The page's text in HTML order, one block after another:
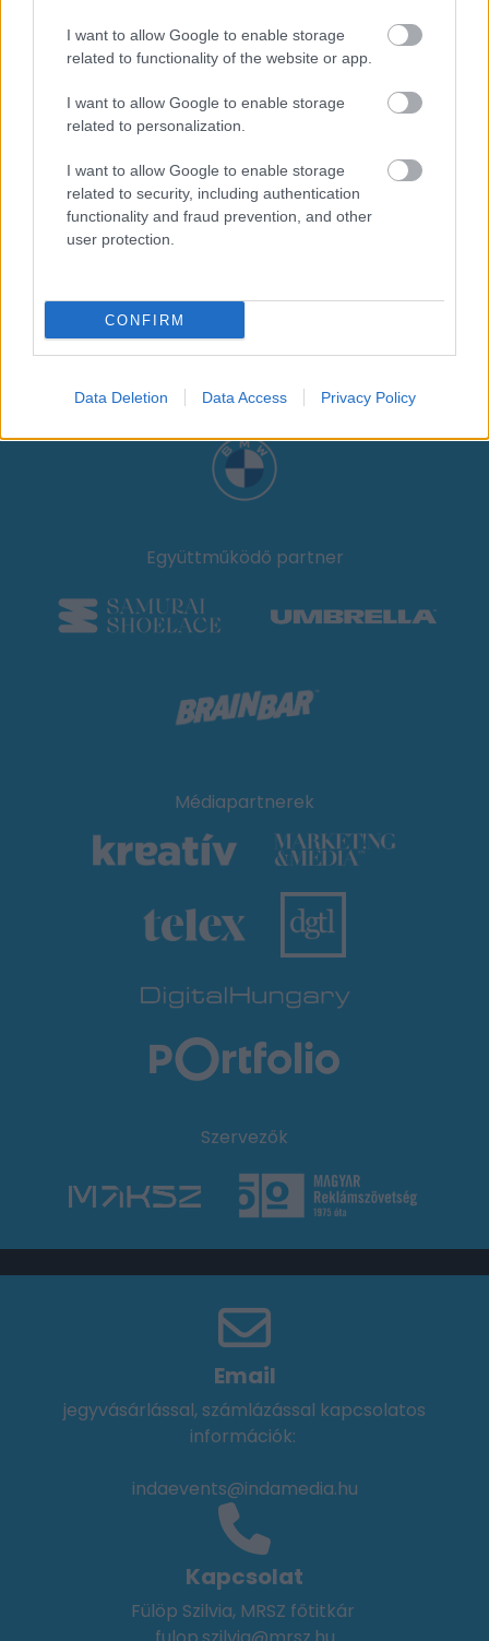
I want to allow Google to enable storage
related to functionality of the website or app.
I want to allow Google to enable storage
related to personalization.
I want to allow Google to enable storage
related to security, including authentication
functionality and fraud prevention, and other
user protection.
CONFIRM
Data Deletion Data Access Privacy Policy
Kiemelt médiatámogató
Hivatalos Mobilitási Partner
Együttműködő partner
Médiapartnerek
Szervezők
Email
jegyvásárlással, számlázással kapcsolatos
információk:
indaevents@indamedia.hu
Kapcsolat
Fülöp Szilvia, MRSZ főtitkár